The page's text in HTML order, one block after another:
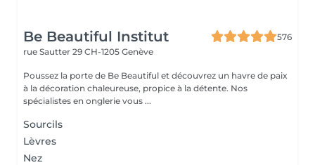
Be Beautiful Institut
576
rue Sautter 29 CH-1205 Genève
Poussez la porte de Be Beautiful et découvrez un havre de paix
à la décoration chaleureuse, propice à la détente. Nos
spécialistes en onglerie vous ...
Sourcils
Lèvres
Nez